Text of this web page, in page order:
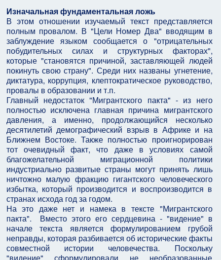
Изначальная фундаментальная ложь
В этом отношении изучаемый текст представляется
полным провалом. В "Цели Номер Два" вводящим в
заблуждение языком сообщается о "отрицательных
побудительных силах и структурных факторах",
которые "становятся причиной, заставляющей людей
покинуть свою страну". Среди них названы угнетение,
диктатура, коррупция, клептократическое руководство,
провалы в образовании и т.п.
Главный недостаток "Мигрантского пакта" - из него
полностью исключена главная причина мигрантского
давления, а именно, продолжающийся несколько
десятилетий демографический взрыв в Африке и на
Ближнем Востоке. Также полностью проигнорирован
тот очевидный факт, что даже в условиях самой
благожелательной миграционной политики
индустриально развитые страны могут принять лишь
ничтожно малую фракцию гигантского человеческого
избытка, который производится и воспроизводится в
странах исхода год за годом.
На это даже нет и намека в тексте "Мигрантского
пакта". Вместо этого его сердцевина - "видение" в
начале текста является формулированием грубой
неправды, которая разбивается об исторические факты
совместной истории человечества. Поскольку